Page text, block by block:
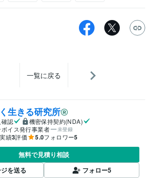
一覧に戻る
生きる研究所
認
機密保持契約(NDA)
ボイス発行事業者
未登録
績3評価 5.0フォロワー5
無料で見積り相談
を送る
フォロー5